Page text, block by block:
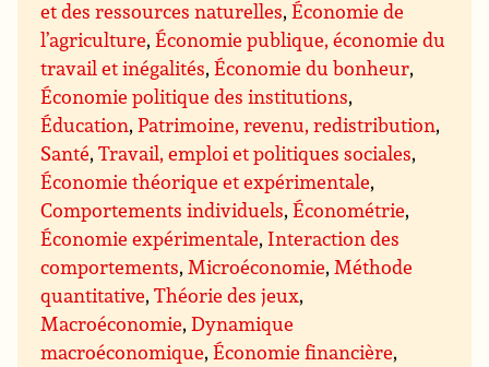
et des ressources naturelles,Économie de
l’agriculture,Économie publique, économie du
travail et inégalités,Économie du bonheur,
Économie politique des institutions,
Éducation,Patrimoine, revenu, redistribution,
Santé,Travail, emploi et politiques sociales,
Économie théorique et expérimentale,
Comportements individuels,Économétrie,
Économie expérimentale, Interaction des
comportements, Microéconomie, Méthode
quantitative,Théorie des jeux,
Macroéconomie,Dynamique
macroéconomique,Économie financière,